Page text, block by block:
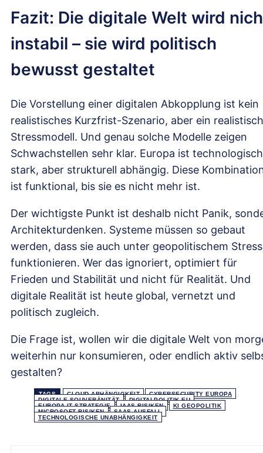
Fazit: Die digitale Welt wird
instabil – sie wird politisch
bewusst gestaltet
Die Vorstellung einer digitalen Abkopplung ist kein
realistisches Kurzfrist-Szenario, aber ein
Stressmodell. Und genau solche Modelle zeigen
Schwachstellen sehr klar. Europa ist technologisch
stark, aber strukturell abhängig. Diese
ist funktional, bis sie es nicht mehr ist.
Der wichtigste Punkt ist deshalb nicht Panik,
Architekturdenken. Systeme müssen so gebaut
werden, dass sie auch unter geopolitischem Stress
funktionieren. Wer das ignoriert, optimiert für
Frieden und Stabilität und nicht für Realität. Und
digitale Realität ist heute global, vernetzt und
politisch zugleich.
Die Frage ist, wollen wir die digitale Welt von
weiterhin nur konsumieren, oder endlich aktiv
gestalten?
TAGS CLOUD-ABHÄNGIGKEIT
CYBERSECURITY EUROPA
DIGITALE SOUVERÄNITÄT
DIGITALPOLITIK EU
EUROPA IT STRATEGIE
IAAS RISIKEN
KI GEOPOLITIK
MICROSOFT RISIKEN
SAAS AUSFALL
TECHNOLOGISCHE UNABHÄNGIGKEIT